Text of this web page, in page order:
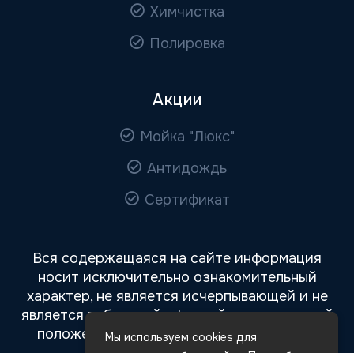
Химчистка
Полировка
Акции
Мойка "Люкс"
Антидождь
Сертификат
Вся содержащаяся на сайте информация
носит исключительно ознакомительный
характер, не является исчерпывающей и не
является публичной офертой, определяемой
положениями статьи 437 Гражданского
Мы используем cookies для